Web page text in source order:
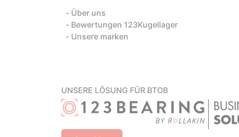
UNSERE LÖSUNG FÜR BTOB
Über uns
Bewertungen 123Kugellager
Unsere marken